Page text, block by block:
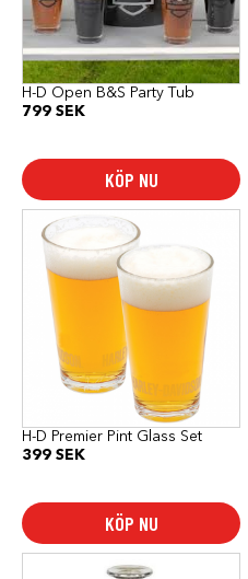
H-D Open B&S Party Tub
799 SEK
KÖP NU
H-D Premier Pint Glass Set
399 SEK
KÖP NU